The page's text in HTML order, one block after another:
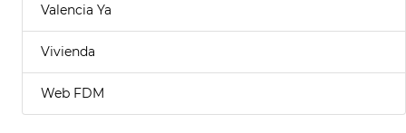
Valencia Ya
Vivienda
Web FDM